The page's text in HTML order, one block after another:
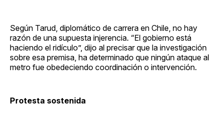
Según Tarud, diplomático de carrera en Chile, no hay
razón de una supuesta injerencia. “El gobierno está
haciendo el ridículo”, dijo al precisar que la investigación
sobre esa premisa, ha determinado que ningún ataque al
metro fue obedeciendo coordinación o intervención.
Protesta sostenida